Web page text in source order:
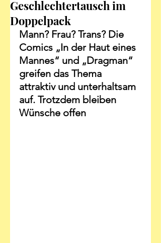
Geschlechtertausch im
Doppelpack
Mann? Frau? Trans? Die
Comics „In der Haut eines
Mannes“ und „Dragman“
greifen das Thema
attraktiv und unterhaltsam
auf. Trotzdem bleiben
Wünsche offen